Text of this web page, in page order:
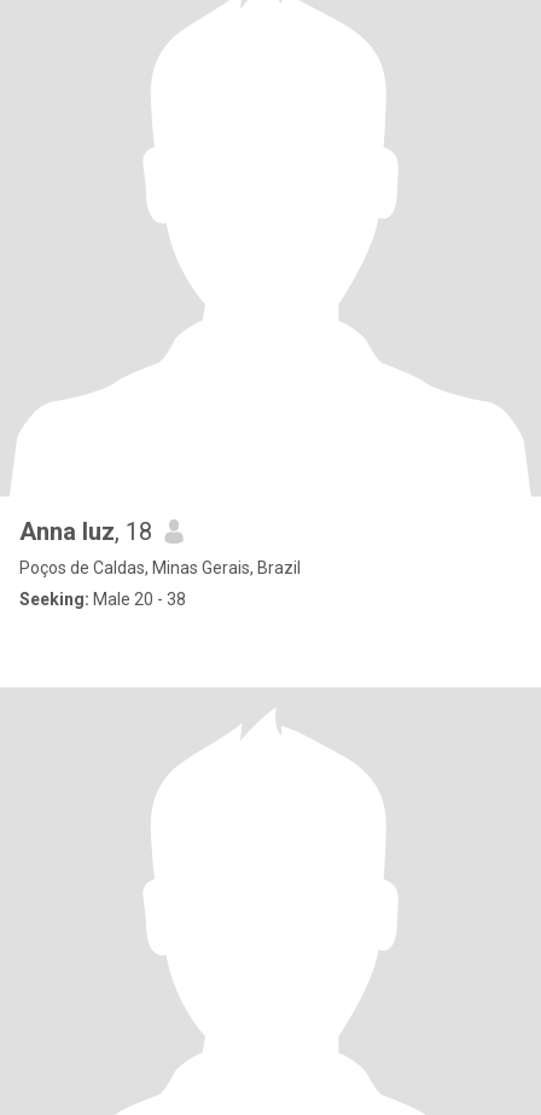
Anna luz, 18
Poços de Caldas, Minas Gerais, Brazil
Seeking: Male 20 - 38